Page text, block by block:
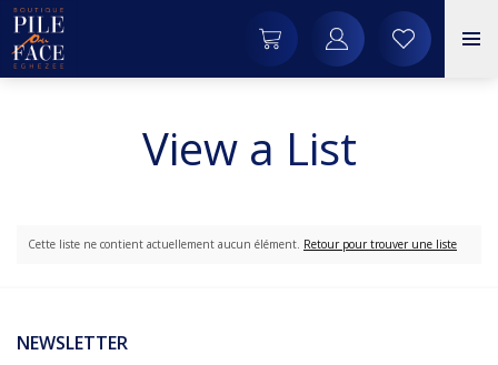
View a List
Cette liste ne contient actuellement aucun élément. Retour pour trouver une liste
NEWSLETTER